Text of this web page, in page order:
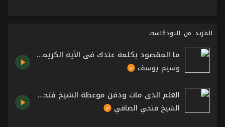
المزيد من البودكاست
ما المقصود بكلمة عندك في الآية الكريمة عن بر الوالدين "إما يبلغن عندك الكبر"؟! الشيخ وسيم يوسف
وسيم يوسف
العلم الذي مات ودفن موعظة الشيخ فتحي صافي رحمه الله
الشيخ فتحي الصافي